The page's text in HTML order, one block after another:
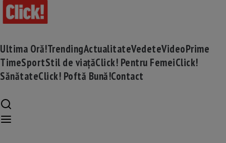
Ultima Oră!TrendingActualitateVedeteVideoPrime
TimeSportStil de viațăClick! Pentru FemeiClick!
SănătateClick! Poftă Bună!Contact